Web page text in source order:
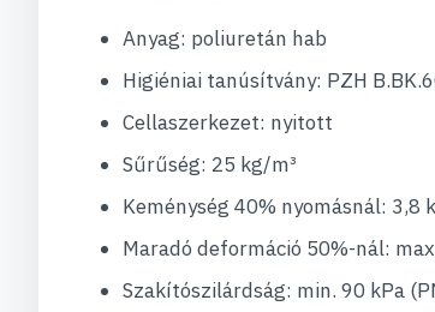
Anyag: poliuretán hab
Higiéniai tanúsítvány: PZH
Cellaszerkezet: nyitott
Sűrűség: 25 kg/m³
Keménység 40% nyomásnál: 3,8
Maradó deformáció 50%-nál:
Szakítószilárdság: min. 90 kPa